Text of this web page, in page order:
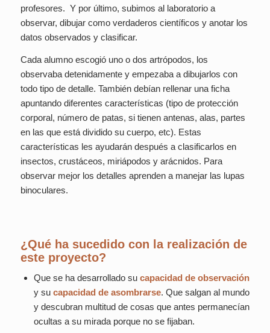
profesores. Y por último, subimos al laboratorio a
observar, dibujar como verdaderos científicos y anotar los
datos observados y clasificar.
Cada alumno escogió uno o dos artrópodos, los
observaba detenidamente y empezaba a dibujarlos con
todo tipo de detalle. También debían rellenar una ficha
apuntando diferentes características (tipo de protección
corporal, número de patas, si tienen antenas, alas, partes
en las que está dividido su cuerpo, etc). Estas
características les ayudarán después a clasificarlos en
insectos, crustáceos, miriápodos y arácnidos. Para
observar mejor los detalles aprenden a manejar las lupas
binoculares.
¿Qué ha sucedido con la realización de
este proyecto?
Que se ha desarrollado su capacidad de observación
y su capacidad de asombrarse. Que salgan al mundo
y descubran multitud de cosas que antes permanecían
ocultas a su mirada porque no se fijaban.